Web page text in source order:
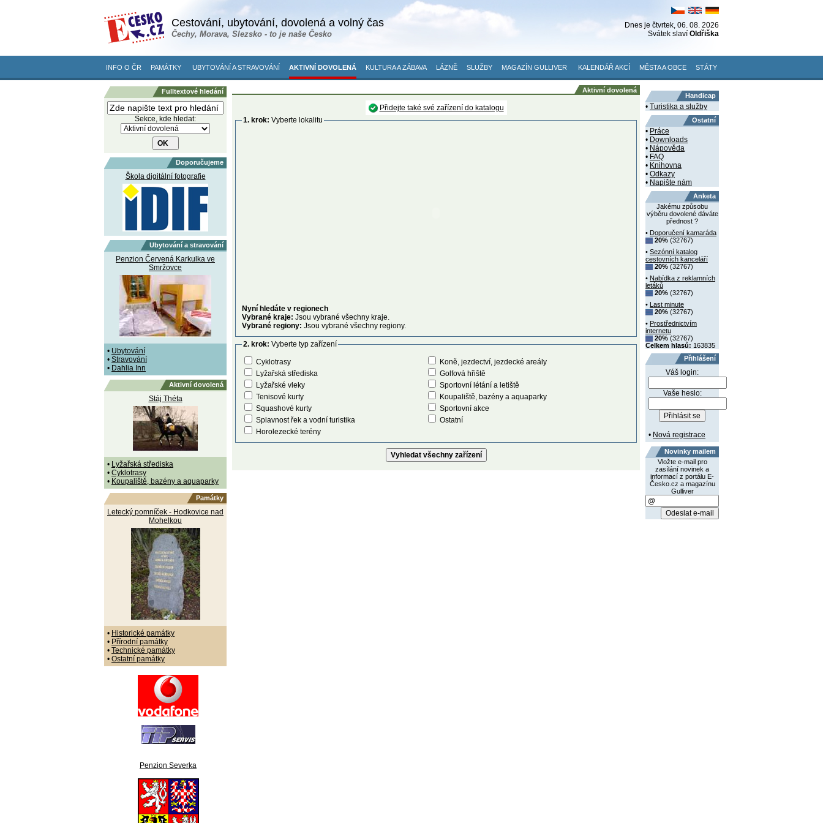
Cestování, ubytování, dovolená a volný čas
Čechy, Morava, Slezsko - to je naše Česko
Dnes je čtvrtek, 06. 08. 2026
Svátek slaví Oldřiška
INFO O ČR PAMÁTKY UBYTOVÁNÍ A STRAVOVÁNÍ AKTIVNÍ DOVOLENÁ KULTURA A ZÁBAVA LÁZNĚ SLUŽBY MAGAZÍN GULLIVER KALENDÁŘ AKCÍ MĚSTA A OBCE STÁTY
Fulltextové hledání
Sekce, kde hledat:
Doporučujeme
Škola digitální fotografie
Ubytování a stravování
Penzion Červená Karkulka ve
Smržovce
• Ubytování
• Stravování
• Dahlia Inn
Aktivní dovolená
Stáj Théta
• Lyžařská střediska
• Cyklotrasy
• Koupaliště, bazény a aquaparky
Památky
Letecký pomníček - Hodkovice nad
Mohelkou
• Historické památky
• Přírodní památky
• Technické památky
• Ostatní památky
Penzion Severka
Aktivní dovolená
Přidejte také své zařízení do katalogu
1. krok: Vyberte lokalitu
Nyní hledáte v regionech
Vybrané kraje: Jsou vybrané všechny kraje.
Vybrané regiony: Jsou vybrané všechny regiony.
2. krok: Vyberte typ zařízení
Cyklotrasy
Lyžařská střediska
Lyžařské vleky
Tenisové kurty
Squashové kurty
Splavnost řek a vodní turistika
Horolezecké terény
Koně, jezdectví, jezdecké areály
Golfová hřiště
Sportovní létání a letiště
Koupaliště, bazény a aquaparky
Sportovní akce
Ostatní
Handicap
• Turistika a služby
Ostatní
• Práce
• Downloads
• Nápověda
• FAQ
• Knihovna
• Odkazy
• Napište nám
Anketa
Jakému způsobu
výběru dovolené dáváte
přednost ?
• Doporučení kamaráda
20% (32767)
• Sezónní katalog
cestovních kanceláří
20% (32767)
• Nabídka z reklamních
letáků
20% (32767)
•
Last minute
20% (32767)
• Prostřednictvím
internetu
20% (32767)
Celkem hlasů: 163835
Přihlášení
Váš login:
Vaše heslo:
• Nová registrace
Novinky mailem
Vložte e-mail pro
zasílání novinek a
informací z portálu E-
Česko.cz a magazínu
Gulliver